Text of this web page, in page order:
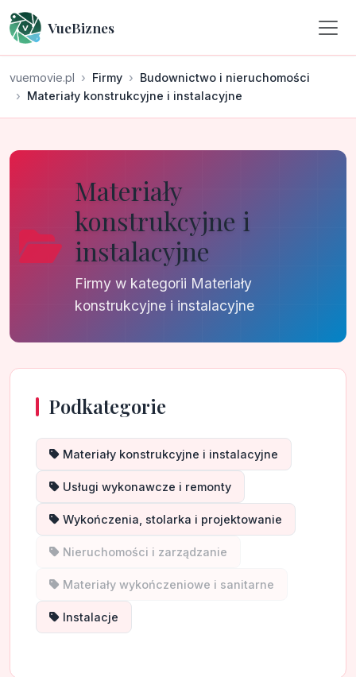
VueBiznes
vuemovie.pl Firmy
Budownictwo i nieruchomości
Materiały konstrukcyjne i instalacyjne
Materiały
konstrukcyjne i
instalacyjne
Firmy w kategorii Materiały
konstrukcyjne i instalacyjne
Podkategorie
Materiały konstrukcyjne i instalacyjne
Usługi wykonawcze i remonty
Wykończenia, stolarka i projektowanie
Nieruchomości i zarządzanie
Materiały wykończeniowe i sanitarne
Instalacje